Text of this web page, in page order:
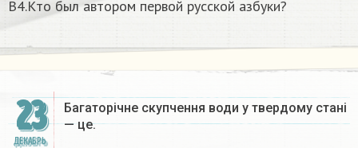
B4.Кто был автором первой русской азбуки?
23
ДЕКАБРЬ
Багаторічне скупчення води у твердому стані
— це.​